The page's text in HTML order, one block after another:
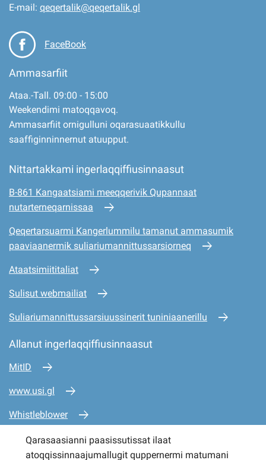
E-mail: qeqertalik@qeqertalik.gl
FaceBook
Ammasarfiit
Ataa.-Tall. 09:00 - 15:00
Weekendimi matoqqavoq.
Ammasarfiit ornigulluni oqarasuaatikkullu
saaffiginninnernut atuupput.
Nittartakkami ingerlaqqiffiusinnaasut
B-861 Kangaatsiami meeqqerivik Qupannaat
nutarterneqarnissaa
Qeqertarsuarmi Kangerlummilu tamanut ammasumik
paaviaanermik suliariumannittussarsiorneq
Ataatsimiititaliat
Sulisut webmailiat
Suliariumannittussarsiuussinerit tuniniaanerillu
Allanut ingerlaqqiffiusinnaasut
MitID
www.usi.gl
Whistleblower
www.mio.gl
Qarasaasianni paasissutissat ilaat
atoqqissinnaajumallugit quppernermi matumani